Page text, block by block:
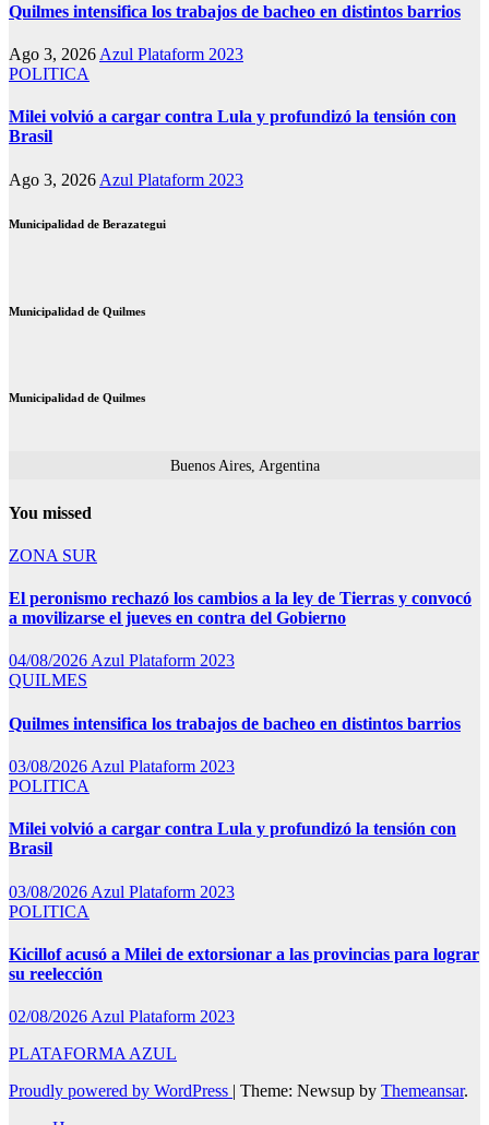
Quilmes intensifica los trabajos de bacheo en distintos barrios
Ago 3, 2026 Azul Plataform 2023
POLITICA
Milei volvió a cargar contra Lula y profundizó la tensión con
Brasil
Ago 3, 2026 Azul Plataform 2023
Municipalidad de Berazategui
Municipalidad de Quilmes
Municipalidad de Quilmes
Buenos Aires, Argentina
You missed
ZONA SUR
El peronismo rechazó los cambios a la ley de Tierras y convocó
a movilizarse el jueves en contra del Gobierno
04/08/2026Azul Plataform 2023
QUILMES
Quilmes intensifica los trabajos de bacheo en distintos barrios
03/08/2026 Azul Plataform 2023
POLITICA
Milei volvió a cargar contra Lula y profundizó la tensión con
Brasil
03/08/2026 Azul Plataform 2023
POLITICA
Kicillof acusó a Milei de extorsionar a las provincias para lograr
su reelección
02/08/2026 Azul Plataform 2023
PLATAFORMA AZUL
Proudly powered by WordPress | Theme: Newsup by Themeansar.